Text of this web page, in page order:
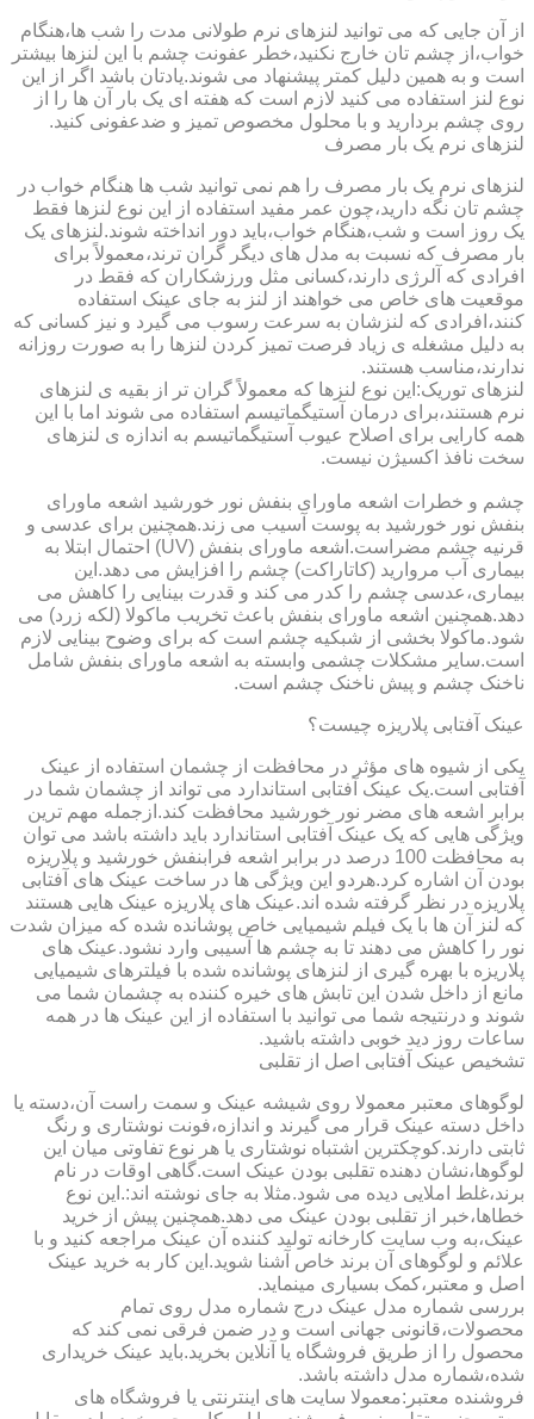
از آن جایی که می توانید لنزهای نرم طولانی مدت را شب ها،هنگام
خواب،از چشم تان خارج نکنید،خطر عفونت چشم با این لنزها بیشتر
است و به همین دلیل کمتر پیشنهاد می شوند.یادتان باشد اگر از این
نوع لنز استفاده می کنید لازم است که هفته ای یک بار آن ها را از
روی چشم بردارید و با محلول مخصوص تمیز و ضدعفونی کنید.
لنزهای نرم یک بار مصرف
لنزهای نرم یک بار مصرف را هم نمی توانید شب ها هنگام خواب در
چشم تان نگه دارید،چون عمر مفید استفاده از این نوع لنزها فقط
یک روز است و شب،هنگام خواب،باید دور انداخته شوند.لنزهای یک
بار مصرف که نسبت به مدل های دیگر گران ترند،معمولاً برای
افرادی که آلرژی دارند،کسانی مثل ورزشکاران که فقط در
موقعیت های خاص می خواهند از لنز به جای عینک استفاده
کنند،افرادی که لنزشان به سرعت رسوب می گیرد و نیز کسانی که
به دلیل مشغله ی زیاد فرصت تمیز کردن لنزها را به صورت روزانه
ندارند،مناسب هستند.
لنزهای توریک:این نوع لنزها که معمولاً گران تر از بقیه ی لنزهای
نرم هستند،برای درمان آستیگماتیسم استفاده می شوند اما با این
همه کارایی برای اصلاح عیوب آستیگماتیسم به اندازه ی لنزهای
سخت نافذ اکسیژن نیست.
چشم و خطرات اشعه ماورای بنفش نور خورشید اشعه ماورای
بنفش نور خورشید به پوست آسیب می زند.همچنین برای عدسی و
قرنیه چشم مضراست.اشعه ماورای بنفش (UV) احتمال ابتلا به
بیماری آب مروارید (کاتاراکت) چشم را افزایش می دهد.این
بیماری،عدسی چشم را کدر می کند و قدرت بینایی را کاهش می
دهد.همچنین اشعه ماورای بنفش باعث تخریب ماکولا (لکه زرد) می
شود.ماکولا بخشی از شبکیه چشم است که برای وضوح بینایی لازم
است.سایر مشکلات چشمی وابسته به اشعه ماورای بنفش شامل
ناخنک چشم و پیش ناخنک چشم است.
عینک آفتابی پلاریزه چیست؟
یکی از شیوه های مؤثر در محافظت از چشمان استفاده از عینک
آفتابی است.یک عینک آفتابی استاندارد می تواند از چشمان شما در
برابر اشعه های مضر نور خورشید محافظت کند.ازجمله مهم ترین
ویژگی هایی که یک عینک آفتابی استاندارد باید داشته باشد می توان
به محافظت 100 درصد در برابر اشعه فرابنفش خورشید و پلاریزه
بودن آن اشاره کرد.هردو این ویژگی ها در ساخت عینک های آفتابی
پلاریزه در نظر گرفته شده اند.عینک های پلاریزه عینک هایی هستند
که لنز آن ها با یک فیلم شیمیایی خاص پوشانده شده که میزان شدت
نور را کاهش می دهند تا به چشم ها آسیبی وارد نشود.عینک های
پلاریزه با بهره گیری از لنزهای پوشانده شده با فیلترهای شیمیایی
مانع از داخل شدن این تابش های خیره کننده به چشمان شما می
شوند و درنتیجه شما می توانید با استفاده از این عینک ها در همه
ساعات روز دید خوبی داشته باشید.
تشخیص عینک آفتابی اصل از تقلبی
لوگوهای معتبر معمولا روی شیشه عینک و سمت راست آن،دسته یا
داخل دسته عینک قرار می گیرند و اندازه،فونت نوشتاری و رنگ
ثابتی دارند.کوچکترین اشتباه نوشتاری یا هر نوع تفاوتی میان این
لوگوها،نشان دهنده تقلبی بودن عینک است.گاهی اوقات در نام
برند،غلط املایی دیده می شود.مثلا به جای نوشته اند:.این نوع
خطاها،خبر از تقلبی بودن عینک می دهد.همچنین پیش از خرید
عینک،به وب سایت کارخانه تولید کننده آن عینک مراجعه کنید و با
علائم و لوگوهای آن برند خاص آشنا شوید.این کار به خرید عینک
اصل و معتبر،کمک بسیاری مینماید.
بررسی شماره مدل عینک درج شماره مدل روی تمام
محصولات،قانونی جهانی است و در ضمن فرقی نمی کند که
محصول را از طریق فروشگاه یا آنلاین بخرید.باید عینک خریداری
شده،شماره مدل داشته باشد.
فروشنده معتبر:معمولا سایت های اینترنتی یا فروشگاه های